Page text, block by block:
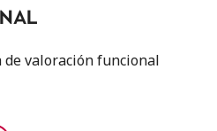
valoración funcional